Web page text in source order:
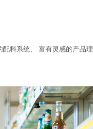
料系统、 富有灵感的产品